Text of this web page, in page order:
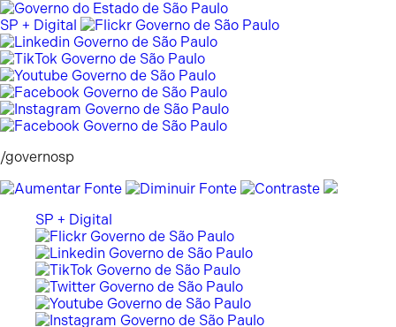
Pular
para
o
conteúdo
SP + Digital
/governosp
SP + Digital